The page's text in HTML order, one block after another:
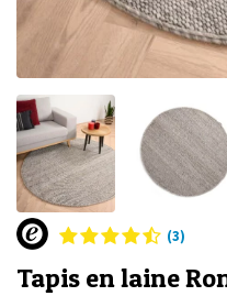
(3)
Tapis en laine